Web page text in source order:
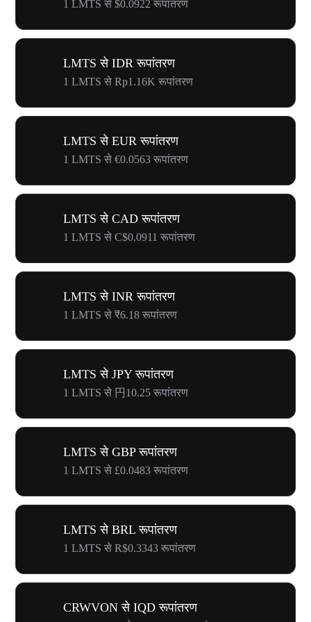
1 LMTS से $0.0922 रूपांतरण
LMTS से IDR रूपांतरण
1 LMTS से Rp1.16K रूपांतरण
LMTS से EUR रूपांतरण
1 LMTS से €0.0563 रूपांतरण
LMTS से CAD रूपांतरण
1 LMTS से C$0.0911 रूपांतरण
LMTS से INR रूपांतरण
1 LMTS से ₹6.18 रूपांतरण
LMTS से JPY रूपांतरण
1 LMTS से 円10.25 रूपांतरण
LMTS से GBP रूपांतरण
1 LMTS से £0.0483 रूपांतरण
LMTS से BRL रूपांतरण
1 LMTS से R$0.3343 रूपांतरण
CRWVON से IQD रूपांतरण